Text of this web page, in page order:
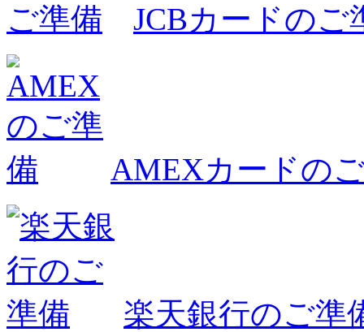
JCBカードのご
AMEXカードの
楽天銀行のご準